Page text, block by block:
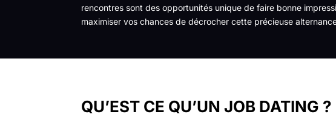
rencontres sont des opportunités unique de faire bonne
maximiser vos chances de décrocher cette précieuse
QU’EST CE QU’UN JOB DATING ?